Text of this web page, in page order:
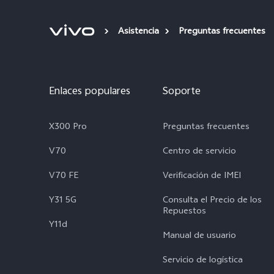
Asistencia Preguntas frecuentes
Enlaces populares
X300 Pro
V70
V70 FE
Y31 5G
Y11d
Soporte
Preguntas frecuentes
Centro de servicio
Verificación de IMEI
Consulta el Precio de los
Repuestos
Manual de usuario
Servicio de logística